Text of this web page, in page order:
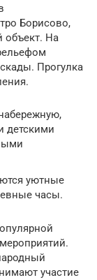
Борисово,
объект. На
Прогулка
детскими
уютные
часы.
участие